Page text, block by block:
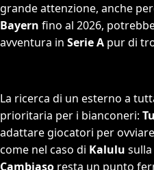
grande attenzione, anche
Bayern fino al 2026,
avventura in Serie A pur di
La ricerca di un esterno a
prioritaria per i bianconeri:
adattare giocatori per
come nel caso di Kalulu
Cambiaso resta un punto